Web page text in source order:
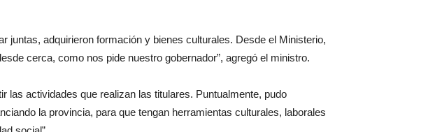
juntas, adquirieron formación y bienes culturales. Desde el Ministerio,
cerca, como nos pide nuestro gobernador”, agregó el ministro.
las actividades que realizan las titulares. Puntualmente, pudo
la provincia, para que tengan herramientas culturales, laborales